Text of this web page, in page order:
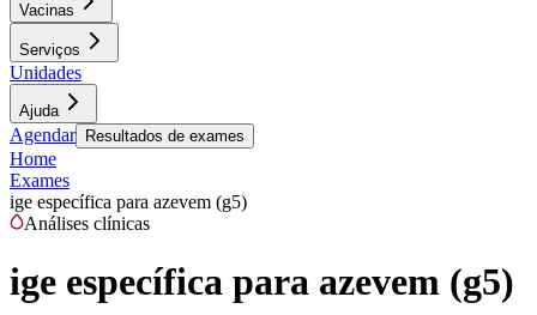
Vacinas
Serviços
Unidades
Ajuda
Agendar Resultados de exames
Home
Exames
ige específica para azevem (g5)
Análises clínicas
ige específica para azevem (g5)